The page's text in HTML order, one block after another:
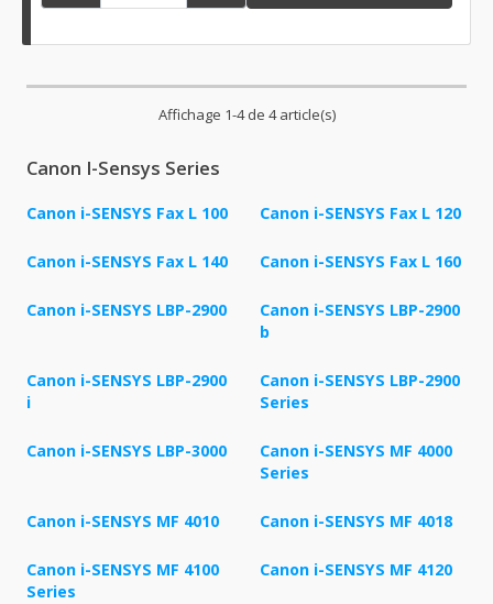
Affichage 1-4 de 4 article(s)
Canon I-Sensys Series
Canon i-SENSYS Fax L 100 Canon i-SENSYS Fax L 120
Canon i-SENSYS Fax L 140 Canon i-SENSYS Fax L 160
Canon i-SENSYS LBP-2900
Canon i-SENSYS LBP-2900
b
Canon i-SENSYS LBP-2900
i
Canon i-SENSYS LBP-2900
Series
Canon i-SENSYS LBP-3000
Canon i-SENSYS MF 4000
Series
Canon i-SENSYS MF 4010 Canon i-SENSYS MF 4018
Canon i-SENSYS MF 4100
Series
Canon i-SENSYS MF 4120